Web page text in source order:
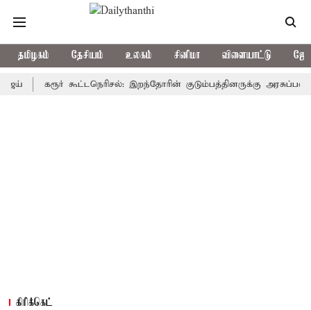
தமிழகம் தேசியம் உலகம் சினிமா விளையாட்டு
கரூர் கூட்டநெரிசல்: இறந்தோரின் குடும்பத்தினருக்கு அரசுப்பணி
கிரிக்கெட்